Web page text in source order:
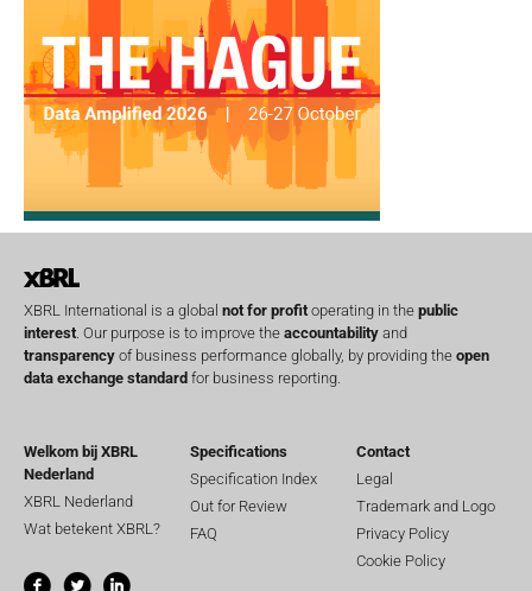
XBRL International is a global not for profitoperating in the public
interest. Our purpose is to improve the accountability and
transparency of business performance globally, by providing the open
data exchange standard for business reporting.
Welkom bij XBRL
Nederland
XBRL Nederland
Wat betekent XBRL?
Specifications
Specification Index
Out for Review
FAQ
Contact
Legal
Trademark and Logo
Privacy Policy
Cookie Policy